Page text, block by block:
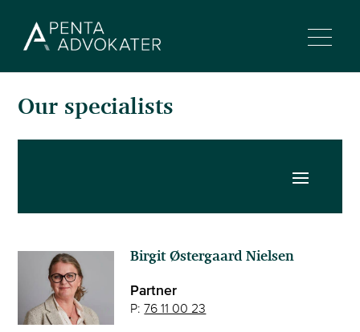
Our specialists
Birgit Østergaard Nielsen
Partner
P:76 11 00 23